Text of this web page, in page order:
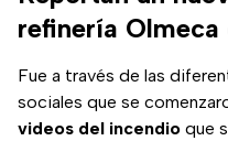
refinería Olmeca
Fue a través de las
sociales que se
videos del incendio que